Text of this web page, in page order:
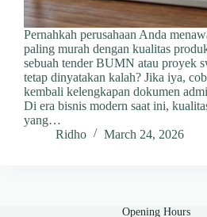
Pernahkah perusahaan Anda
paling murah dengan kualitas
sebuah tender BUMN atau proyek
tetap dinyatakan kalah? Jika iya,
kembali kelengkapan dokumen
Di era bisnis modern saat ini,
yang…
Ridho
March 24, 2026
Opening Hours